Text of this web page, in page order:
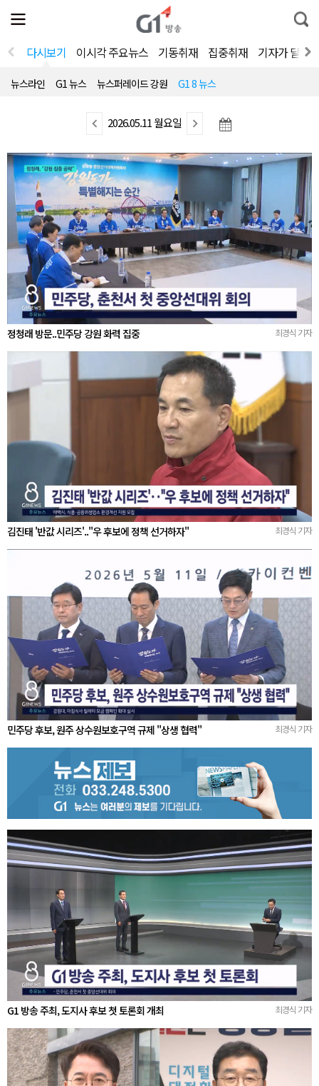
전
체
뉴
열
통
합
색
다시보기 이시각 주요뉴스 기동취재 집중취재 기자가 달려
뉴스라인 G1 뉴스 뉴스퍼레이드 강원 G1 8 뉴스
이
뉴
스
2026.05.11 월요일
음
뉴
스
정청래 방문..민주당 강원 화력 집중 최경식 기자
김진태 '반값 시리즈'.."우 후보에 정책 선거하자" 최경식 기자
민주당 후보, 원주 상수원보호구역 규제 "상생 협력" 최경식 기자
G1 방송 주최, 도지사 후보 첫 토론회 개최 최경식 기자